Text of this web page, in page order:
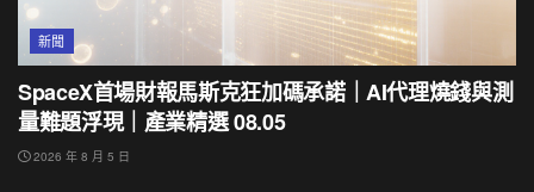
新聞
SpaceX首場財報馬斯克狂加碼承諾｜AI代理燒錢與測
量難題浮現｜產業精選 08.05
2026 年 8 月 5 日